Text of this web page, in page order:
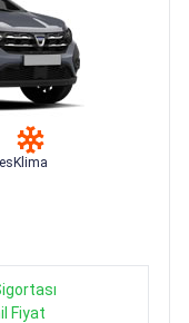
Klima
Fiyat